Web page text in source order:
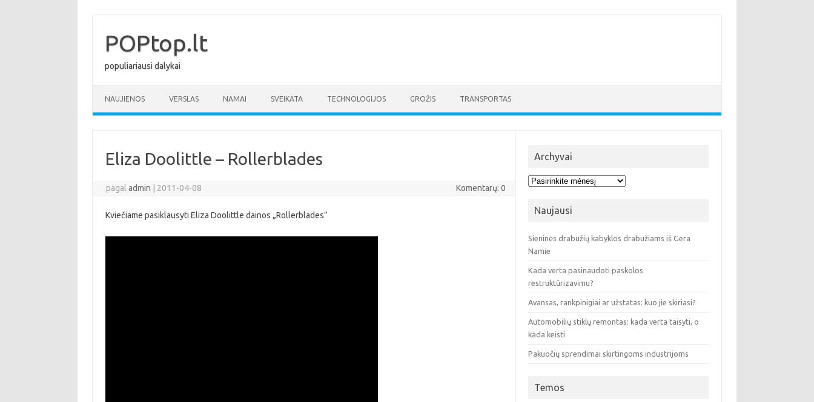
turinioPOPtop.lt
populiariausi dalykai
NAUJIENOS VERSLAS NAMAI SVEIKATA TECHNOLOGIJOS GROŽIS TRANSPORTAS
Eliza Doolittle – Rollerblades
pagaladmin 2011-04-08 Komentarų: 0
Kviečiame pasiklausyti Eliza Doolittle dainos „Rollerblades”
Archyvai
Archyvai
Naujausi
Sieninės drabužių kabyklos drabužiams iš Gera
Namie
Kada verta pasinaudoti paskolos
restruktūrizavimu?
Avansas, rankpinigiai ar užstatas: kuo jie skiriasi?
Automobilių stiklų remontas: kada verta taisyti, o
kada keisti
Pakuočių sprendimai skirtingoms industrijoms
Temos